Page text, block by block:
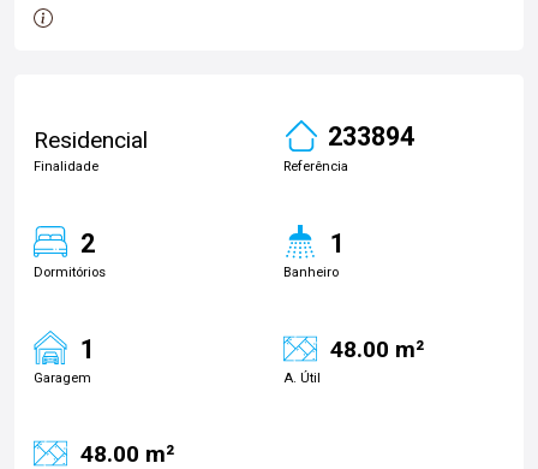
Residencial
Finalidade
233894
Referência
2
Dormitórios
1
Banheiro
1
Garagem
48.00 m²
A. Útil
48.00 m²